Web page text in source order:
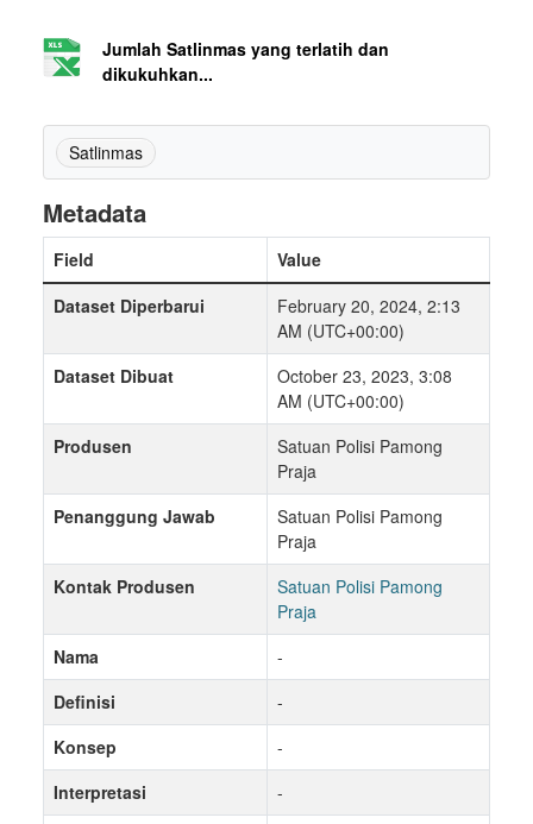
Jumlah Satlinmas yang terlatih dan
dikukuhkan...
Satlinmas
Metadata
Field
Value
Dataset Diperbarui
February 20, 2024, 2:13
AM (UTC+00:00)
Dataset Dibuat
October 23, 2023, 3:08
AM (UTC+00:00)
Produsen
Satuan Polisi Pamong
Praja
Penanggung Jawab
Satuan Polisi Pamong
Praja
Kontak Produsen
Satuan Polisi Pamong
Praja
Nama
-
Definisi
-
Konsep
-
Interpretasi
-